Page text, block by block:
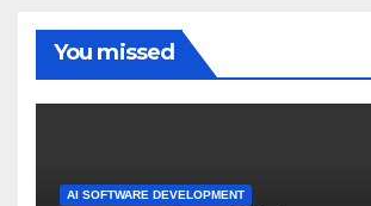
You missed
AI SOFTWARE DEVELOPMENT